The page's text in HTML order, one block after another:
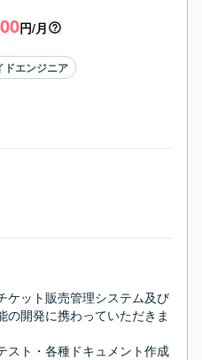
円/月
ドエンジニア
ケット販売管理システム及び
開発に携わっていただきま
スト・各種ドキュメント作成